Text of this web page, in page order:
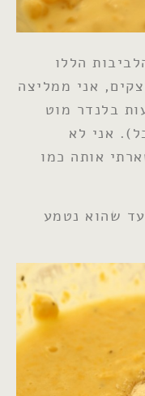
הללו
אני ממליצה
בלנדר מוט
אני לא
אותה כמו
שהוא נטמע